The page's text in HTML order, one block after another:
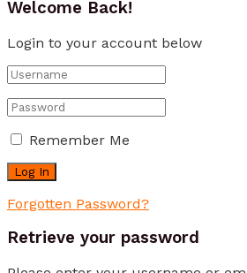
Welcome Back!
Login to your account below
Remember Me
Forgotten Password?
Retrieve your password